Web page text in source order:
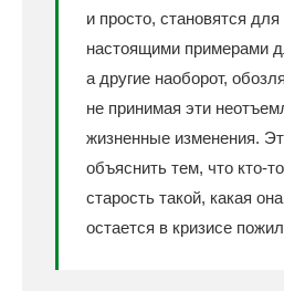
и просто, становятся
настоящими примерами
а другие наоборот,
не принимая эти
жизненные изменения.
объяснить тем, что кто-
старость такой, какая
остается в кризисе